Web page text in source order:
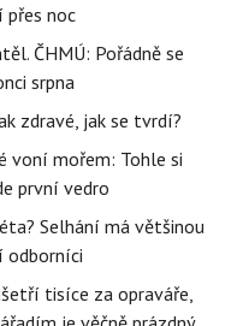
přes noc
ČHMÚ: Pořádně se
srpna
zdravé, jak se tvrdí?
voní mořem: Tohle si
první vedro
Selhání má většinou
odborníci
tisíce za opraváře,